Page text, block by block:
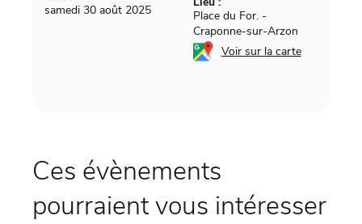
samedi 30 août 2025
Place du For. -
Craponne-sur-Arzon
Voir sur la carte
Ces évènements
pourraient vous intéresser